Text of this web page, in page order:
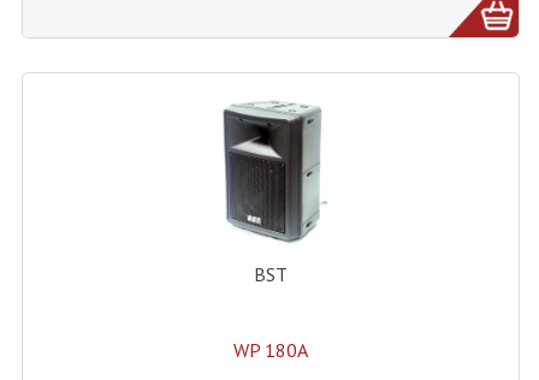
Flight-Case Pour La Lumière
Meubles DJ
Rack 19" PRO Betonex
Rack 19" Standard Betonex
BST
WP 180A